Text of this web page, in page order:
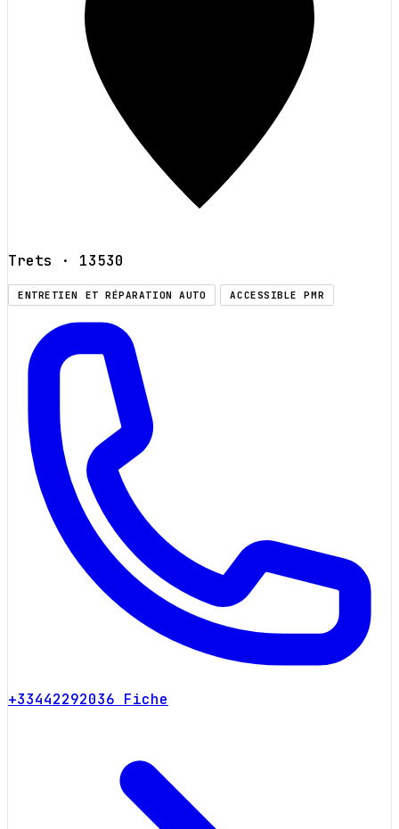
Trets · 13530
ENTRETIEN ET RÉPARATION AUTO ACCESSIBLE PMR
+33442292036 Fiche